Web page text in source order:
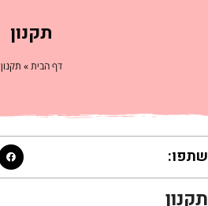
תקנון
דף הבית » תקנון
שתפו:
תקנון